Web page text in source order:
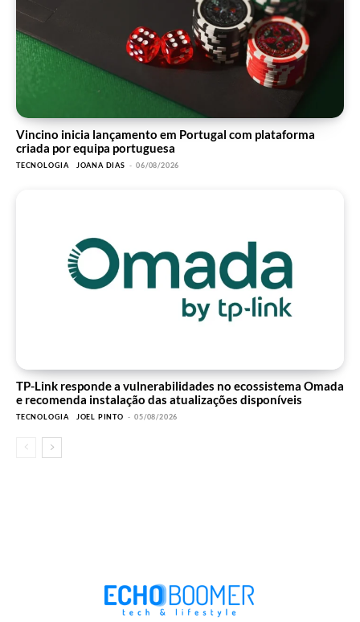
Vincino inicia lançamento em Portugal com plataforma
criada por equipa portuguesa
TECNOLOGIA JOANA DIAS - 06/08/2026
TP-Link responde a vulnerabilidades no ecossistema Omada
e recomenda instalação das atualizações disponíveis
TECNOLOGIA JOEL PINTO - 05/08/2026